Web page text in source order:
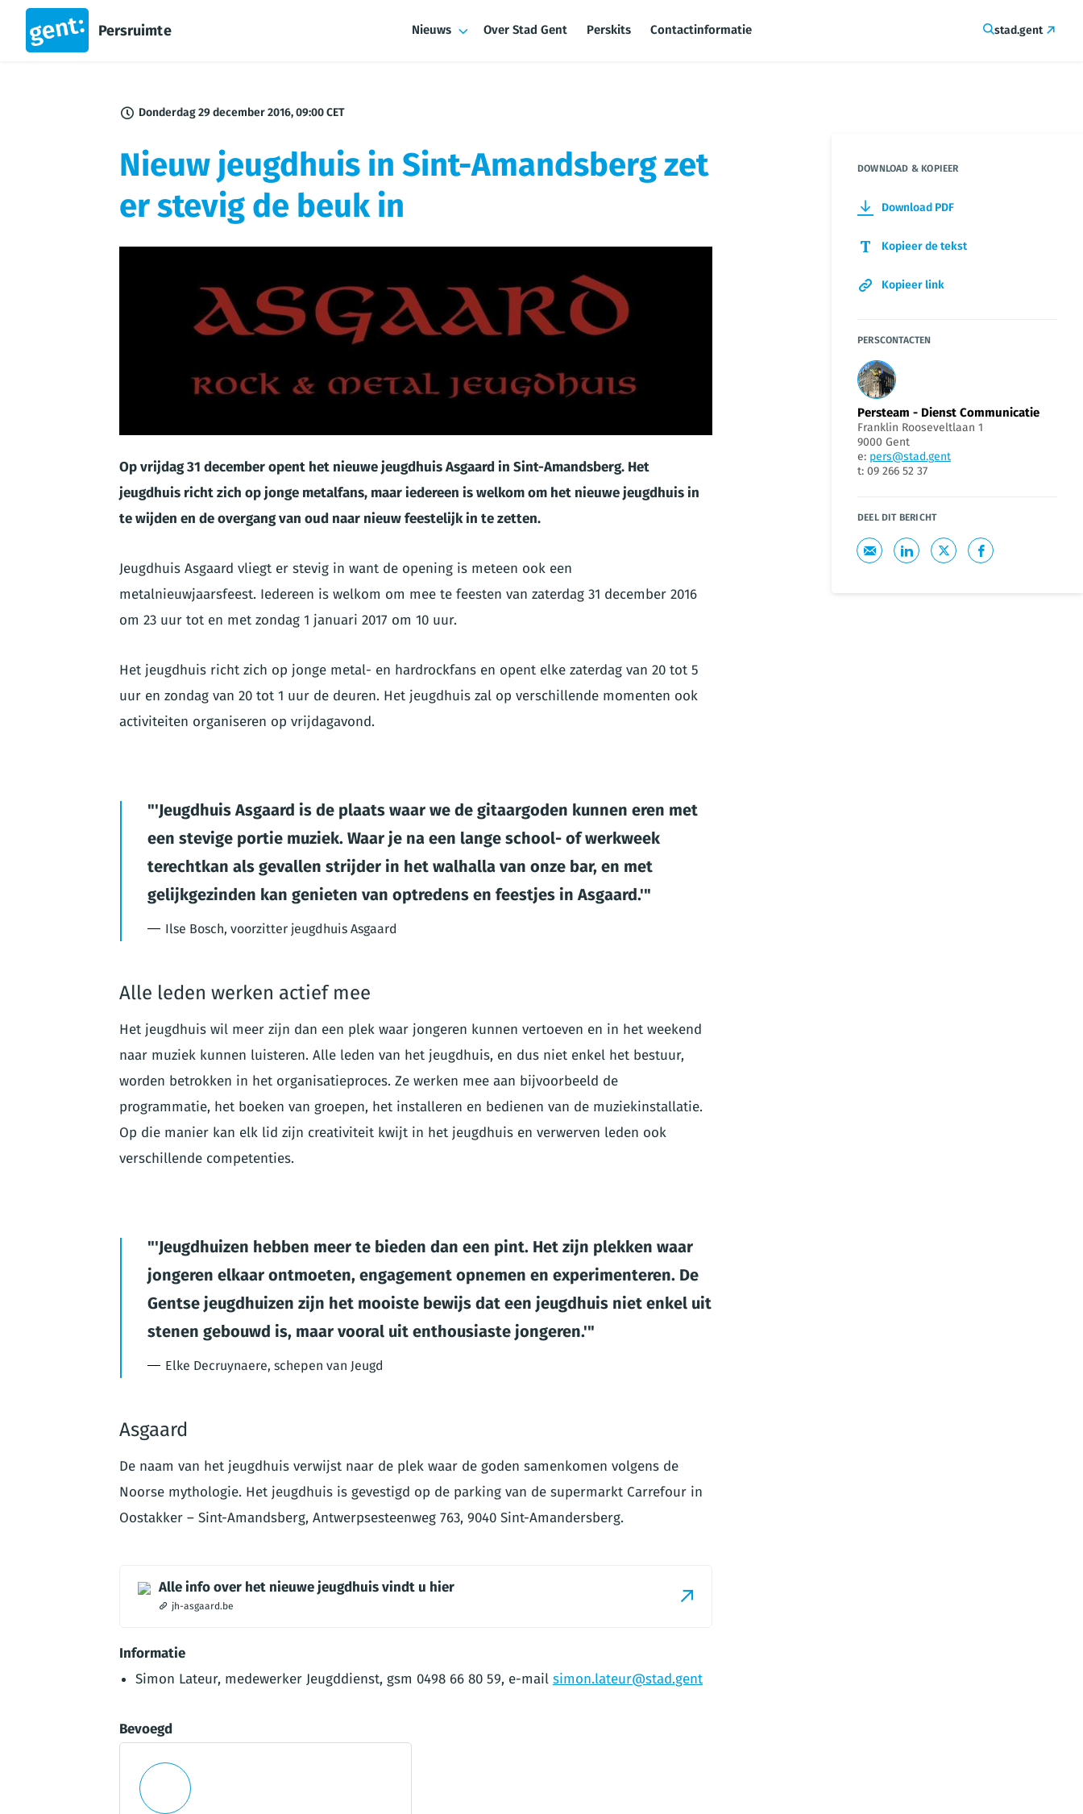
Persruimte Nieuws Over Stad Gent Perskits Contactinformatie stad.gent
Donderdag 29 december 2016, 09:00 CET
Nieuw jeugdhuis in Sint-Amandsberg zet
er stevig de beuk in
Op vrijdag 31 december opent het nieuwe jeugdhuis Asgaard in Sint-Amandsberg. Het
jeugdhuis richt zich op jonge metalfans, maar iedereen is welkom om het nieuwe jeugdhuis in
te wijden en de overgang van oud naar nieuw feestelijk in te zetten.
Jeugdhuis Asgaard vliegt er stevig in want de opening is meteen ook een
metalnieuwjaarsfeest. Iedereen is welkom om mee te feesten van zaterdag 31 december 2016
om 23 uur tot en met zondag 1 januari 2017 om 10 uur.
Het jeugdhuis richt zich op jonge metal- en hardrockfans en opent elke zaterdag van 20 tot 5
uur en zondag van 20 tot 1 uur de deuren. Het jeugdhuis zal op verschillende momenten ook
activiteiten organiseren op vrijdagavond.
'Jeugdhuis Asgaard is de plaats waar we de gitaargoden kunnen eren met
een stevige portie muziek. Waar je na een lange school- of werkweek
terechtkan als gevallen strijder in het walhalla van onze bar, en met
gelijkgezinden kan genieten van optredens en feestjes in Asgaard.'
Ilse Bosch, voorzitter jeugdhuis Asgaard
Alle leden werken actief mee
Het jeugdhuis wil meer zijn dan een plek waar jongeren kunnen vertoeven en in het weekend
naar muziek kunnen luisteren. Alle leden van het jeugdhuis, en dus niet enkel het bestuur,
worden betrokken in het organisatieproces. Ze werken mee aan bijvoorbeeld de
programmatie, het boeken van groepen, het installeren en bedienen van de muziekinstallatie.
Op die manier kan elk lid zijn creativiteit kwijt in het jeugdhuis en verwerven leden ook
verschillende competenties.
'Jeugdhuizen hebben meer te bieden dan een pint. Het zijn plekken waar
jongeren elkaar ontmoeten, engagement opnemen en experimenteren. De
Gentse jeugdhuizen zijn het mooiste bewijs dat een jeugdhuis niet enkel uit
stenen gebouwd is, maar vooral uit enthousiaste jongeren.'
Elke Decruynaere, schepen van Jeugd
Asgaard
De naam van het jeugdhuis verwijst naar de plek waar de goden samenkomen volgens de
Noorse mythologie. Het jeugdhuis is gevestigd op de parking van de supermarkt Carrefour in
Oostakker – Sint-Amandsberg, Antwerpsesteenweg 763, 9040 Sint-Amandersberg.
Alle info over het nieuwe jeugdhuis vindt u hier
jh-asgaard.be
Informatie
Simon Lateur, medewerker Jeugddienst, gsm 0498 66 80 59, e-mail simon.lateur@stad.gent
Bevoegd
DOWNLOAD & KOPIEER
Download PDF
Kopieer de tekst
Kopieer link
PERSCONTACTEN
Persteam - Dienst Communicatie
Franklin Rooseveltlaan 1
9000 Gent
e: pers@stad.gent
t: 09 266 52 37
DEEL DIT BERICHT